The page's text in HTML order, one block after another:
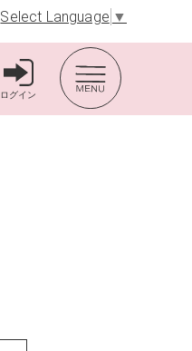
Select Language ▼
ログイン